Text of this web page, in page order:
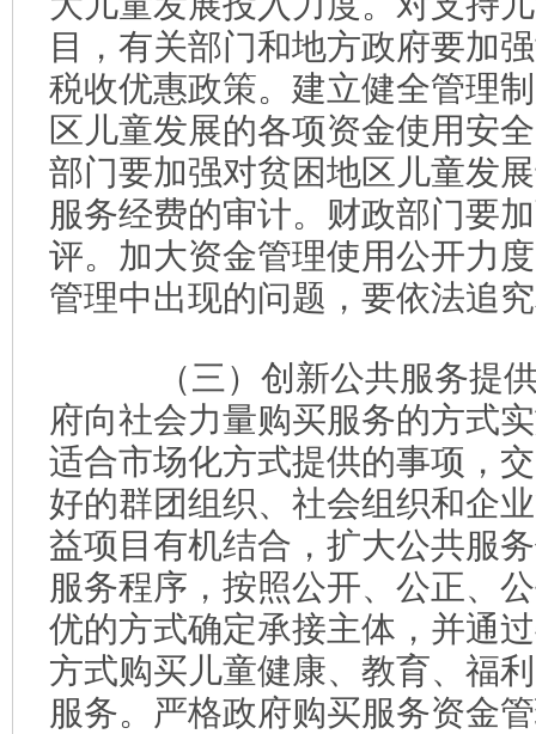
目，有关部门和地方政府要加
税收优惠政策。建立健全管理
区儿童发展的各项资金使用安
部门要加强对贫困地区儿童发
服务经费的审计。财政部门要
评。加大资金管理使用公开力
管理中出现的问题，要依法追
（三）创新公共服务提供
府向社会力量购买服务的方式
适合市场化方式提供的事项，
好的群团组织、社会组织和企
益项目有机结合，扩大公共服
服务程序，按照公开、公正、
优的方式确定承接主体，并通
方式购买儿童健康、教育、福
服务。严格政府购买服务资金